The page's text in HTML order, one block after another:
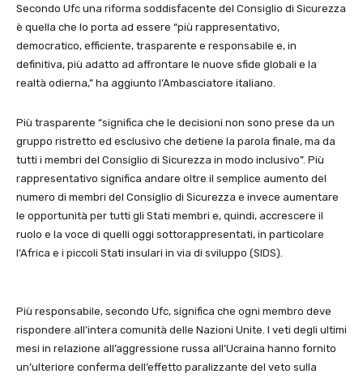
Secondo Ufc una riforma soddisfacente del Consiglio di Sicurezza
è quella che lo porta ad essere “più rappresentativo,
democratico, efficiente, trasparente e responsabile e, in
definitiva, più adatto ad affrontare le nuove sfide globali e la
realtà odierna,” ha aggiunto l’Ambasciatore italiano.
Più trasparente “significa che le decisioni non sono prese da un
gruppo ristretto ed esclusivo che detiene la parola finale, ma da
tutti i membri del Consiglio di Sicurezza in modo inclusivo”. Più
rappresentativo significa andare oltre il semplice aumento del
numero di membri del Consiglio di Sicurezza e invece aumentare
le opportunità per tutti gli Stati membri e, quindi, accrescere il
ruolo e la voce di quelli oggi sottorappresentati, in particolare
l’Africa e i piccoli Stati insulari in via di sviluppo (SIDS).
Più responsabile, secondo Ufc, significa che ogni membro deve
rispondere all’intera comunità delle Nazioni Unite. I veti degli ultimi
mesi in relazione all’aggressione russa all’Ucraina hanno fornito
un’ulteriore conferma dell’effetto paralizzante del veto sulla